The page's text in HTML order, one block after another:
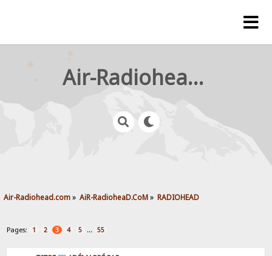
Air-Radiohead.com
Air-Radiohead.com» AiR-RadioheaD.CoM» RADIOHEAD
Pages: 1 2 3 4 5 ... 55